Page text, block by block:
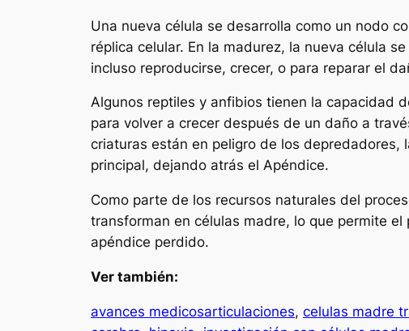
Una nueva célula se desarrolla como un nodo
réplica celular. En la madurez, la nueva célula
incluso reproducirse, crecer, o para reparar el
Algunos reptiles y anfibios tienen la capacidad
para volver a crecer después de un daño a
criaturas están en peligro de los depredadores,
principal, dejando atrás el Apéndice.
Como parte de los recursos naturales del
transforman en células madre, lo que permite
apéndice perdido.
Ver también:
avances medicosarticulaciones, celulas madre